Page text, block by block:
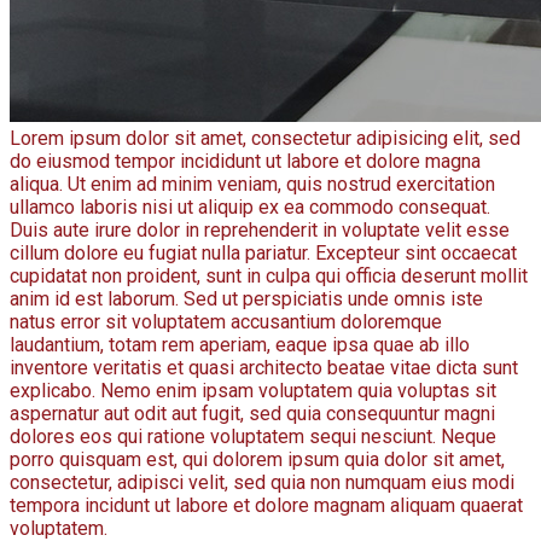
Lorem ipsum dolor sit amet, consectetur adipisicing elit, sed
do eiusmod tempor incididunt ut labore et dolore magna
aliqua. Ut enim ad minim veniam, quis nostrud exercitation
ullamco laboris nisi ut aliquip ex ea commodo consequat.
Duis aute irure dolor in reprehenderit in voluptate velit esse
cillum dolore eu fugiat nulla pariatur. Excepteur sint occaecat
cupidatat non proident, sunt in culpa qui officia deserunt mollit
anim id est laborum. Sed ut perspiciatis unde omnis iste
natus error sit voluptatem accusantium doloremque
laudantium, totam rem aperiam, eaque ipsa quae ab illo
inventore veritatis et quasi architecto beatae vitae dicta sunt
explicabo. Nemo enim ipsam voluptatem quia voluptas sit
aspernatur aut odit aut fugit, sed quia consequuntur magni
dolores eos qui ratione voluptatem sequi nesciunt. Neque
porro quisquam est, qui dolorem ipsum quia dolor sit amet,
consectetur, adipisci velit, sed quia non numquam eius modi
tempora incidunt ut labore et dolore magnam aliquam quaerat
voluptatem.